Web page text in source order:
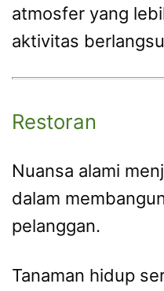
atmosfer yang
aktivitas
Restoran
Nuansa alami
dalam
pelanggan.
Tanaman hidup